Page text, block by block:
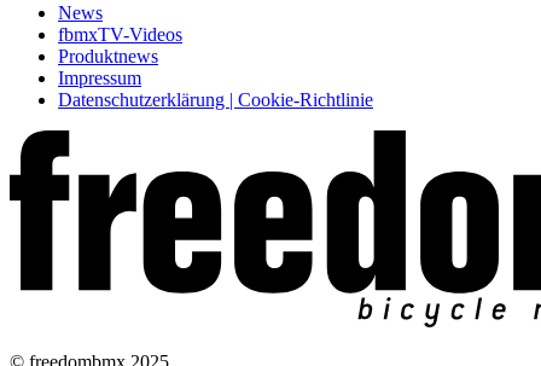
News
fbmxTV-Videos
Produktnews
Impressum
Datenschutzerklärung | Cookie-Richtlinie
© freedombmx 2025